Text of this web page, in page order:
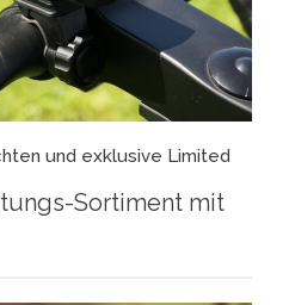
und exklusive Limited
Sortiment mit